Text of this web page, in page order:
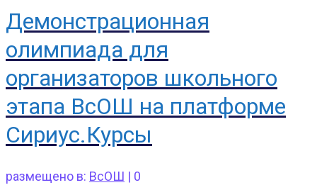
Демонстрационная
олимпиада для
организаторов школьного
этапа ВсОШ на платформе
Сириус.Курсы
размещено в: ВсОШ | 0